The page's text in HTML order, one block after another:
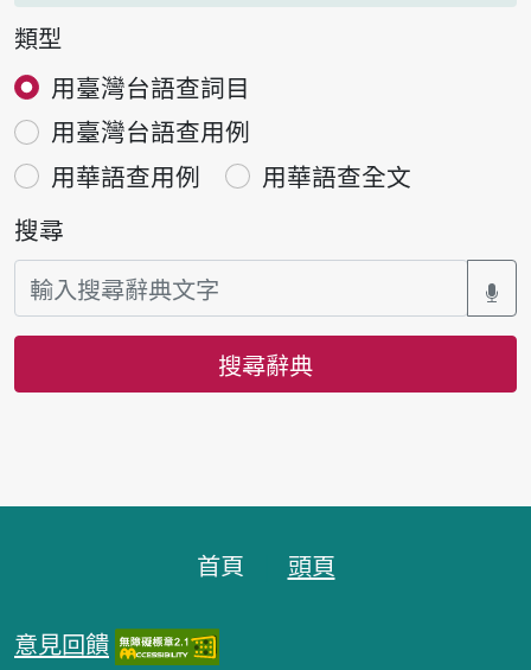
類型
用臺灣台語查詞目
用臺灣台語查用例
用華語查用例
用華語查全文
搜尋
搜尋辭典
首頁 頭頁
意見回饋